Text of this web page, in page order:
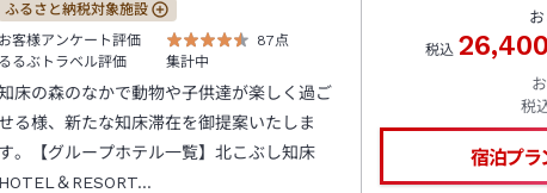
ふるさと納税対象施設
お客様アンケート評価
87点
るるぶトラベル評価
集計中
床の森のなかで動物や子供達が楽しく過ご
る様、新たな知床滞在を御提案いたしま
す。【グループホテル一覧】北こぶし知床
HOTEL＆RESORT…
税込 26,400
税
宿泊プラ